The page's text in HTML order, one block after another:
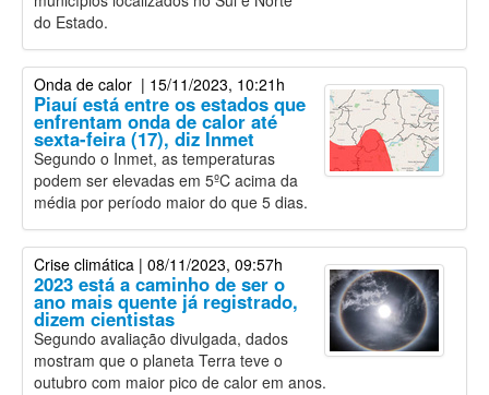
do Estado.
Onda de calor | 15/11/2023, 10:21h
Piauí está entre os estados que
enfrentam onda de calor até
sexta-feira (17), diz Inmet
Segundo o Inmet, as temperaturas
podem ser elevadas em 5ºC acima da
média por período maior do que 5 dias.
Crise climática | 08/11/2023, 09:57h
2023 está a caminho de ser o
ano mais quente já registrado,
dizem cientistas
Segundo avaliação divulgada, dados
mostram que o planeta Terra teve o
outubro com maior pico de calor em anos.